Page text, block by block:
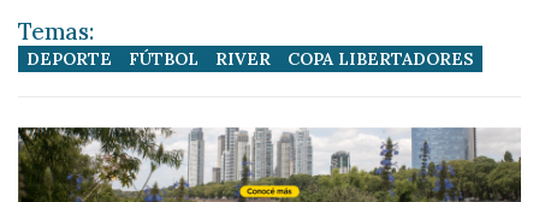
Temas:
DEPORTE FÚTBOL RIVER COPA LIBERTADORES